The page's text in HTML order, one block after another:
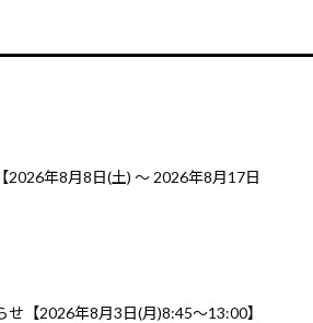
2026年8月8日(土) ～ 2026年8月17日
【2026年8月3日(月)8:45～13:00】